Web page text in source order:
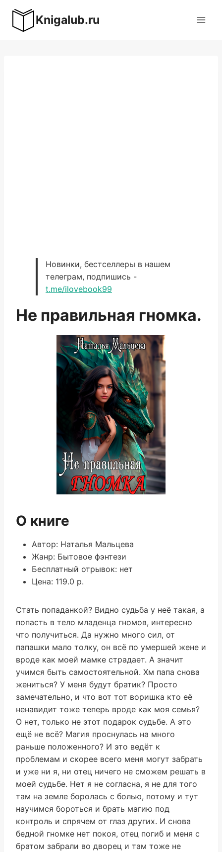
содержимому
Knigalub.ru
Новинки, бестселлеры в нашем
телеграм, подпишись -
t.me/ilovebook99
Не правильная гномка.
О книге
Автор: Наталья Мальцева
Жанр: Бытовое фэнтези
Бесплатный отрывок: нет
Цена: 119.0 р.
Стать попаданкой? Видно судьба у неё такая, а
попасть в тело младенца гномов, интересно
что получиться. Да нужно много сил, от
папашки мало толку, он всё по умершей жене и
вроде как моей мамке страдает. А значит
учимся быть самостоятельной. Хм папа снова
жениться? У меня будут братик? Просто
замечательно, и что вот тот воришка кто её
ненавидит тоже теперь вроде как моя семья?
О нет, только не этот подарок судьбе. А это
ещё не всё? Магия проснулась на много
раньше положенного? И это ведёт к
проблемам и скорее всего меня могут забрать
и уже ни я, ни отец ничего не сможем решать в
моей судьбе. Нет я не согласна, я не для того
там на земле боролась с болью, потому и тут
научимся бороться и брать магию под
контроль и спрячем от глаз других. И снова
бедной гномке нет покоя, отец погиб и меня с
братом забрали во дворец и там тоже не